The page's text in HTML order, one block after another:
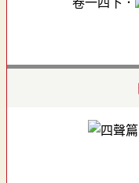
卷一四下．